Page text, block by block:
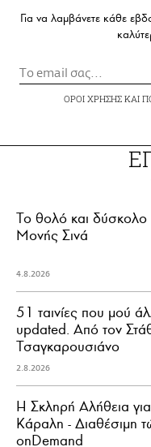
Για να λαμβάνετε κάθε
ΟΡΟΙ ΧΡΗΣΗΣΚΑΙ
Το θολό και δύσκολο
Μονής Σινά
4.8.2026
51 ταινίες που μού
updated. Aπό τον
Τσαγκαρουσιάνο
2.8.2026
Η Σκληρή Αλήθεια
Κάραλη - Διαθέσιμη
onDemand